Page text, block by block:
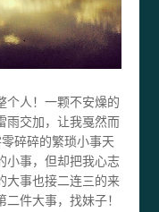
个人！一颗不安燥的
雨交加，让我戛然而
碎碎的繁琐小事天
小事，但却把我心志
大事也接二连三的来
件大事，找妹子！